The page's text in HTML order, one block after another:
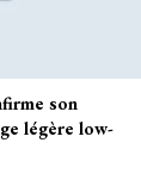
son
légère low-